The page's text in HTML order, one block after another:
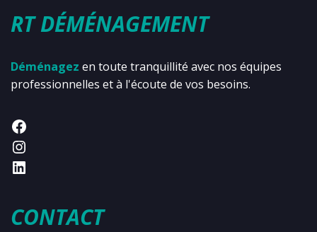
RT DÉMÉNAGEMENT
Déménagez en toute tranquillité avec nos équipes
professionnelles et à l'écoute de vos besoins.
CONTACT